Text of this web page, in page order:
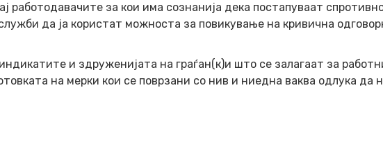
работодавачите за кои има сознанија дека постапуваат
да ја користат можноста за повикување на кривична
и здруженијата на граѓан(к)и што се залагаат за
на мерки кои се поврзани со нив и ниедна ваква одлука да